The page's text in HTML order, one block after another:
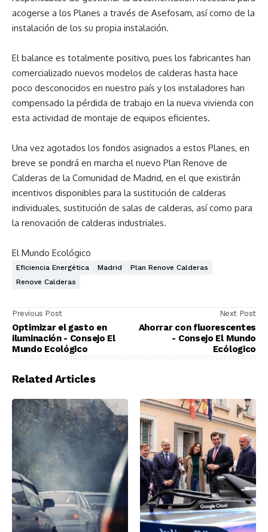
acogerse a los Planes a través de Asefosam, así como de la
instalación de los su propia instalación.
El balance es totalmente positivo, pues los fabricantes han
comercializado nuevos modelos de calderas hasta hace
poco desconocidos en nuestro país y los instaladores han
compensado la pérdida de trabajo en la nueva vivienda con
esta actividad de montaje de equipos eficientes.
Una vez agotados los fondos asignados a estos Planes, en
breve se pondrá en marcha el nuevo Plan Renove de
Calderas de la Comunidad de Madrid, en el que existirán
incentivos disponibles para la sustitución de calderas
individuales, sustitución de salas de calderas, así como para
la renovación de calderas industriales.
El Mundo Ecológico
Eficiencia Energética Madrid
Plan Renove Calderas
Renove Calderas
Previous Post
Optimizar el gasto en
iluminación - Consejo El
Mundo Ecológico
Next Post
Ahorrar con fluorescentes
- Consejo El Mundo
Ecólogico
Related Articles